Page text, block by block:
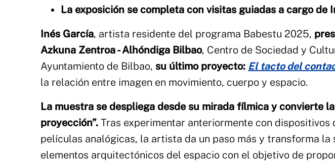
La exposición se completa con visitas guiadas a cargo de
Inés García, artista residente del programa Babestu 2025,
Azkuna Zentroa - Alhóndiga Bilbao, Centro de Sociedad y
Ayuntamiento de Bilbao, su último proyecto: El tacto del
la relación entre imagen en movimiento, cuerpo y espacio.
La muestra se despliega desde su mirada fílmica y convierte
proyección”. Tras experimentar anteriormente con dispositivos
películas analógicas, la artista da un paso más y transforma la
elementos arquitectónicos del espacio con el objetivo de